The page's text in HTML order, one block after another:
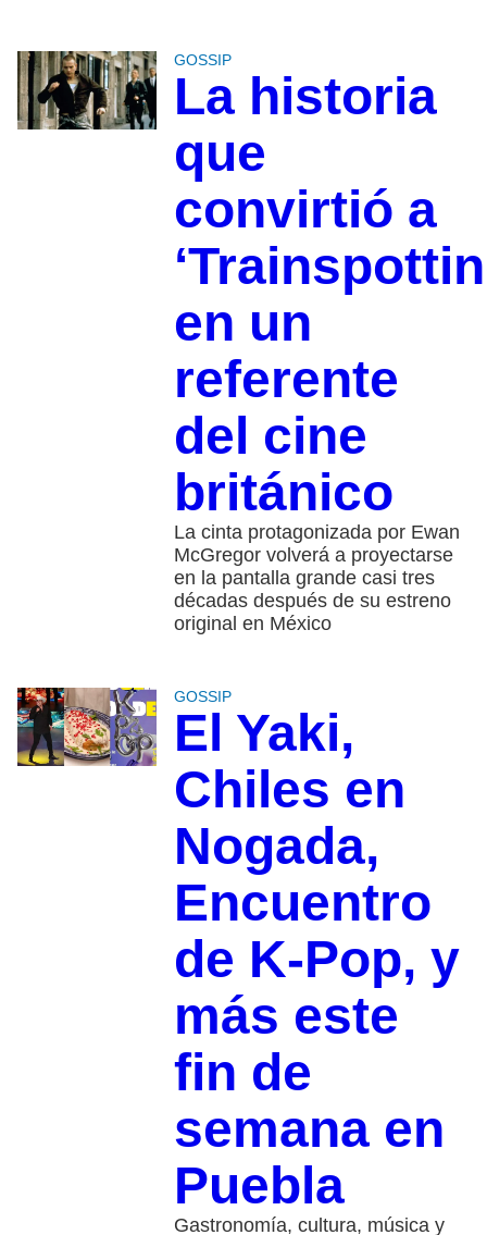
GOSSIP
La historia
que
convirtió a
en un
referente
del cine
británico
La cinta protagonizada por Ewan
McGregor volverá a proyectarse
en la pantalla grande casi tres
décadas después de su estreno
original en México
GOSSIP
El Yaki,
Chiles en
Nogada,
Encuentro
de K-Pop, y
más este
fin de
semana en
Puebla
Gastronomía, cultura, música y